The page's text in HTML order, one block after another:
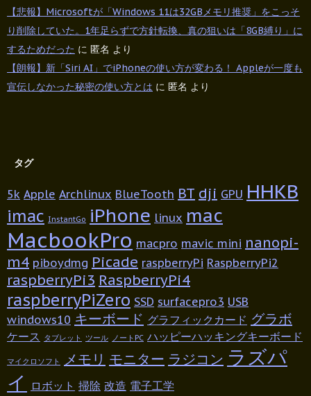
【悲報】Microsoftが「Windows 11は32GBメモリ推奨」をこっそ
り削除していた。1年足らずで方針転換、真の狙いは「8GB縛り」に
するためだった に 匿名 より
【朗報】新「Siri AI」でiPhoneの使い方が変わる！ Appleが一度も
宣伝しなかった秘密の使い方とは に 匿名 より
タグ
5k Apple Archlinux BlueTooth BT dji GPU HHKB
imac InstantGo iPhone linux mac
MacbookPro macpro mavic mini nanopi-
m4 piboydmg Picade raspberryPi RaspberryPi2
raspberryPi3 RaspberryPi4
raspberryPiZero SSD surfacepro3 USB
windows10 キーボード グラフィックカード グラボ
ケース タブレット ツール ノートPC ハッピーハッキングキーボード
マイクロソフト メモリ モニター ラジコン ラズパ
イ
ロボット 掃除 改造 電子工学